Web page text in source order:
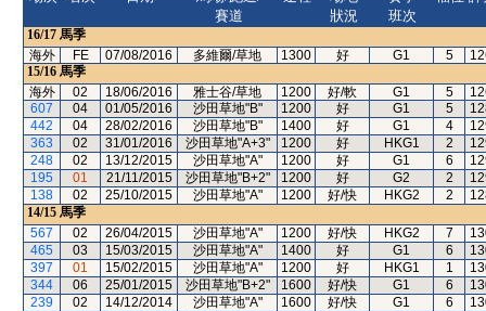
賽道
狀況
班次
16/17 馬季
海外
FE 07/08/2016 多維爾/草地 1300 好 G1 5
15/16 馬季
海外
02 18/06/2016 雅士谷/草地 1200 好/軟 G1 5
607
04 01/05/2016 沙田草地"B" 1200 好 G1 5
442
04 28/02/2016 沙田草地"B" 1400 好 G1 4
363
02 31/01/2016 沙田草地"A+3" 1200 好 HKG1 2
248
02 13/12/2015 沙田草地"A" 1200 好 G1 6
195
01 21/11/2015 沙田草地"B+2" 1200 好 G2 2
138
02 25/10/2015 沙田草地"A" 1200 好/快 HKG2 2
14/15 馬季
567
02 26/04/2015 沙田草地"A" 1200 好/快 HKG2 7
465
03 15/03/2015 沙田草地"A" 1400 好 G1 6
397
01 15/02/2015 沙田草地"A" 1200 好 HKG1 1
344
06 25/01/2015 沙田草地"B+2" 1600 好/快 G1 6
239
02 14/12/2014 沙田草地"A" 1600 好/快 G1 6